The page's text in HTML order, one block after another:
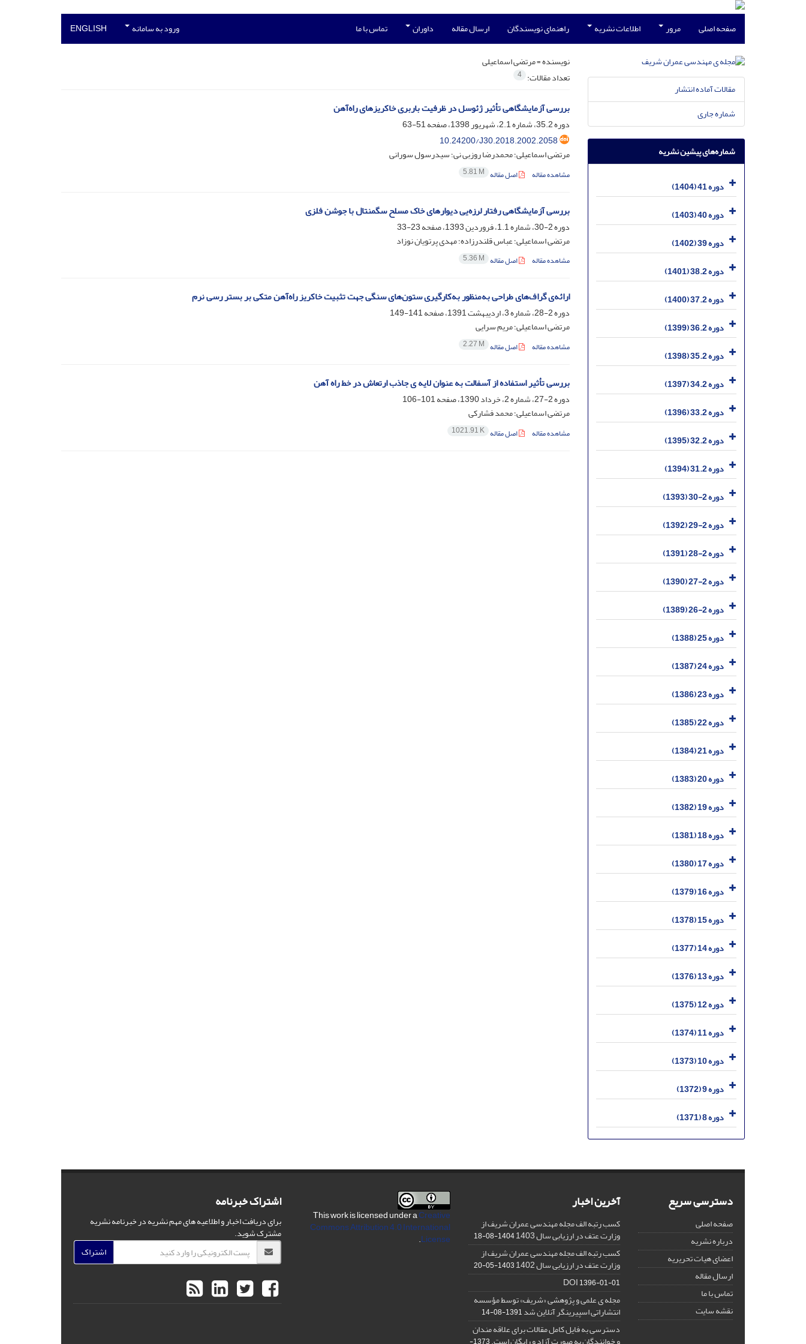
صفحه اصلی مرور اطلاعات نشریه راهنمای نویسندگان ارسال مقاله داوران تماس با ما ورود به سامانه ENGLISH
نویسنده =مرتضی اسماعیلی
تعداد مقالات: 4
بررسی آزمایشگاهی تأثیر ژئوسل در ظرفیت باربری خاکریزهای راه‌آهن
دوره 35.2، شماره 2.1، شهریور 1398، صفحه
51-63
10.24200/J30.2018.2002.2058
مرتضی اسماعیلی؛ محمدرضا روزبی نی؛ سیدرسول سورانی
مشاهده مقاله اصل مقاله 5.81 M
بررسی آزمایشگاهی رفتار لرزه‌یی دیوارهای خاک مسلح سگمنتال با جوشن فلزی
دوره 2-30، شماره 1.1، فروردین 1393، صفحه
23-33
مرتضی اسماعیلی؛ عباس قلندرزاده؛ مهدی پرتویان نوزاد
مشاهده مقاله اصل مقاله 5.36 M
ارائه‌ی گراف‌های طراحی به‌منظور به‌کارگیری ستون‌های سنگی جهت تثبیت خاکریز راه‌آهن متکی بر بستر رسی نرم
دوره 2-28، شماره 3، اردیبهشت 1391، صفحه
141-149
مرتضی اسماعیلی؛ مریم سرایی
مشاهده مقاله اصل مقاله 2.27 M
بررسی تأثیر استفاده از آسفالت به عنوان لایه ی جاذب ارتعاش در خط راه آهن
دوره 2-27، شماره 2، خرداد 1390، صفحه
101-106
مرتضی اسماعیلی؛ محمد فشارکی
مشاهده مقاله اصل مقاله 1021.91 K
مقالات آماده انتشار
شماره جاری
شماره‌های پیشین نشریه
دوره 41 (1404)
دوره 40 (1403)
دوره 39 (1402)
دوره 38.2 (1401)
دوره 37.2 (1400)
دوره 36.2 (1399)
دوره 35.2 (1398)
دوره 34.2 (1397)
دوره 33.2 (1396)
دوره 32.2 (1395)
دوره 31.2 (1394)
دوره 2-30 (1393)
دوره 2-29 (1392)
دوره 2-28 (1391)
دوره 2-27 (1390)
دوره 2-26 (1389)
دوره 25 (1388)
دوره 24 (1387)
دوره 23 (1386)
دوره 22 (1385)
دوره 21 (1384)
دوره 20 (1383)
دوره 19 (1382)
دوره 18 (1381)
دوره 17 (1380)
دوره 16 (1379)
دوره 15 (1378)
دوره 14 (1377)
دوره 13 (1376)
دوره 12 (1375)
دوره 11 (1374)
دوره 10 (1373)
دوره 9 (1372)
دوره 8 (1371)
دسترسی سریع
صفحه اصلی
درباره نشریه
اعضای هیات تحریریه
ارسال مقاله
تماس با ما
نقشه سایت
آخرین اخبار
کسب رتبه الف مجله مهندسی عمران شریف از
وزارت عتف در ارزیابی سال 1403 1404-08-18
کسب رتبه الف مجله مهندسی عمران شریف از
وزارت عتف در ارزیابی سال 1402 1403-05-20
DOI1396-01-01
مجله ی علمی و پژوهشی «شریف» توسط مؤسسه
انتشاراتی اسپیرینگر آنلاین شد1391-08-14
دسترسی به فایل کامل مقالات برای علاقه مندان
This work is licensed under aCreative
Commons Attribution 4.0 International
License
.
اشتراک خبرنامه
برای دریافت اخبار و اطلاعیه های مهم نشریه در خبرنامه نشریه
مشترک شوید.
اشتراک